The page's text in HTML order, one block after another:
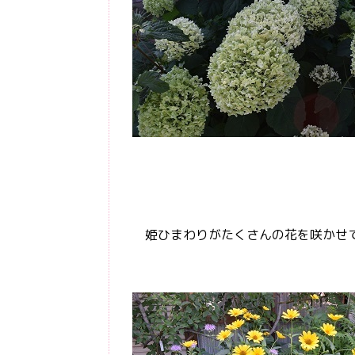
姫ひまわりがたくさんの花を咲かせ